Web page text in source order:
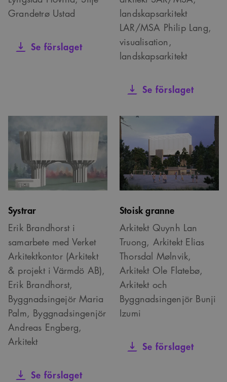
Grandetrø Ustad
Se förslaget
landskapsarkitekt
LAR/MSA Philip Lang,
visualisation,
landskapsarkitekt
Se förslaget
Systrar
Erik Brandhorst i
samarbete med Verket
Arkitektkontor (Arkitekt
& projekt i Värmdö AB),
Erik Brandhorst,
Byggnadsingejör Maria
Palm, Byggnadsingenjör
Andreas Engberg,
Arkitekt
Se förslaget
Stoisk granne
Arkitekt Quynh Lan
Truong, Arkitekt Elias
Thorsdal Mølnvik,
Arkitekt Ole Flatebø,
Arkitekt och
Byggnadsingenjör Bunji
Izumi
Se förslaget